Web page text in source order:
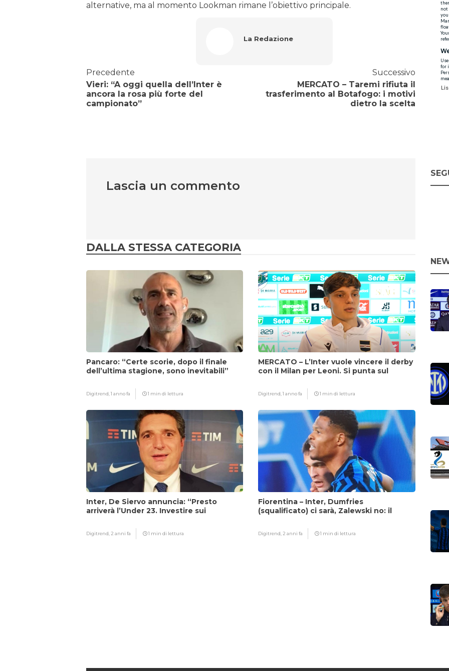
alternative, ma al momento Lookman rimane l’obiettivo principale.
La Redazione
Precedente
Vieri: “A oggi quella dell’Inter è
ancora la rosa più forte del
campionato”
Successivo
MERCATO – Taremi rifiuta il
trasferimento al Botafogo: i motivi
dietro la scelta
Lascia un commento
DALLA STESSA CATEGORIA
Pancaro: “Certe scorie, dopo il finale
dell’ultima stagione, sono inevitabili”
Digitrend,1 anno fa 1 min di lettura
MERCATO – L’Inter vuole vincere il derby
con il Milan per Leoni. Si punta sul
Digitrend,1 anno fa 1 min di lettura
Inter, De Siervo annuncia: “Presto
arriverà l’Under 23. Investire sui
Digitrend,2 anni fa 1 min di lettura
Fiorentina – Inter, Dumfries
(squalificato) ci sarà, Zalewski no: il
Digitrend,2 anni fa 1 min di lettura